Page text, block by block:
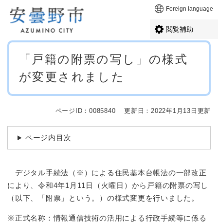
メニューを飛ばして本文へ Foreign language
閲覧補助
本
「戸籍の附票の写し」の様式
が変更されました
ページID：0085840 更新日：2022年1月13日更新
ページ内目次
デジタル手続法（※）による住民基本台帳法の一部改正
により、令和4年1月11日（火曜日）から戸籍の附票の写し
（以下、「附票」という。）の様式変更を行いました。
※正式名称：情報通信技術の活用による行政手続等に係る